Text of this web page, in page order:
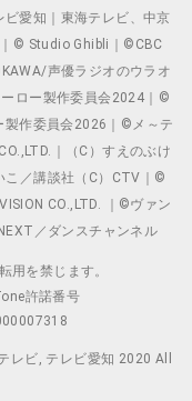
ビ愛知｜東海テレビ、中京
© Studio Ghibli｜©CBC
声優ラジオのウラオ
ロー製作委員会2024｜©
製作委員会2026｜©メ～テ
｜（C）すえのぶけ
こ／講談社（C）CTV｜©
CO.,LTD. ｜©ヴァン
／ダンスチャンネル
用を禁じます。
許諾番号
レビ, テレビ愛知 2020 All